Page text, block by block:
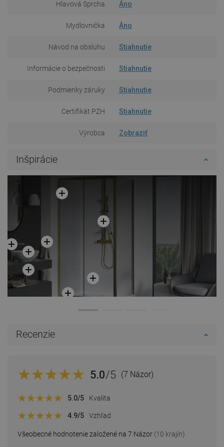
Hlavová Sprcha Áno
Mydlovnička Áno
Návod na obsluhu Stiahnutie
Informácie o bezpečnosti Stiahnutie
Podmienky záruky Stiahnutie
Certifikát PZH Stiahnutie
Výrobca Zobraziť
Inšpirácie
Recenzie
5.0/5 (7 Názor)
Všeobecné hodnotenie založené na 7 Názor (10 krajín)
5.0/5 Kvalita
4.9/5 Vzhľad